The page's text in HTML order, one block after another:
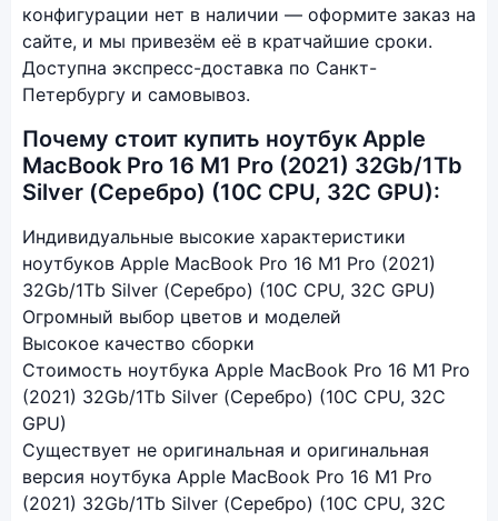
конфигурации нет в наличии — оформите заказ на
сайте, и мы привезём её в кратчайшие сроки.
Доступна экспресс-доставка по Санкт-
Петербургу и самовывоз.
Почему стоит купить ноутбук Apple
MacBook Pro 16 M1 Pro (2021) 32Gb/1Tb
Silver (Серебро) (10C CPU, 32C GPU):
Индивидуальные высокие характеристики
ноутбуков Apple MacBook Pro 16 M1 Pro (2021)
32Gb/1Tb Silver (Серебро) (10C CPU, 32C GPU)
Огромный выбор цветов и моделей
Высокое качество сборки
Стоимость ноутбука Apple MacBook Pro 16 M1 Pro
(2021) 32Gb/1Tb Silver (Серебро) (10C CPU, 32C
GPU)
Существует не оригинальная и оригинальная
версия ноутбука Apple MacBook Pro 16 M1 Pro
(2021) 32Gb/1Tb Silver (Серебро) (10C CPU, 32C